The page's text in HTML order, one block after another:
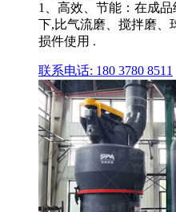
1、高效、节能：在成
下,比气流磨、搅拌磨、
损件使用 .
联系电话: 180 3780 8511